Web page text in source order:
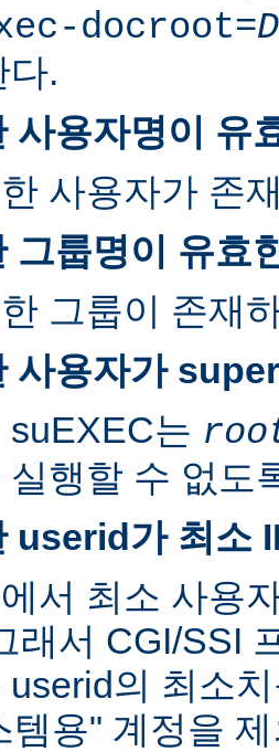
docroot=
다.
사용자명이 유
사용자가 존
그룹명이 유효
그룹이 존재
사용자가
suEXEC는
실행할 수 없도
userid가 최소
서 최소 사용
래서 CGI/SSI
userid의 최소
템용" 계정을